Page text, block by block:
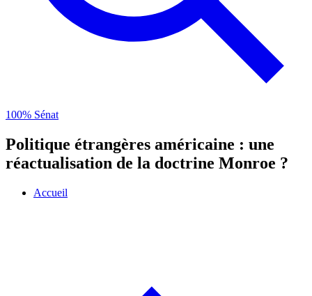
100% Sénat
Politique étrangères américaine : une
réactualisation de la doctrine Monroe ?
Accueil